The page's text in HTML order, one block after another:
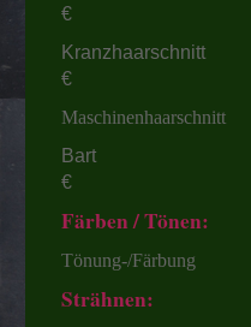
€
€
Bart
€
Färben / Tönen:
Tönung-/
Strähnen: